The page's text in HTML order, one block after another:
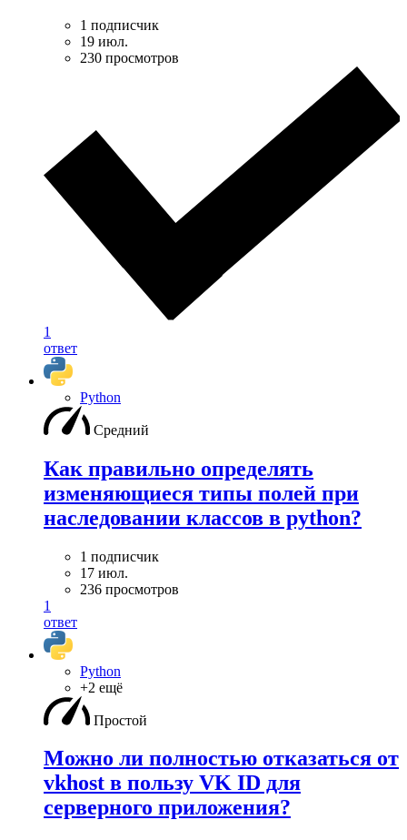
1 подписчик
19 июл.
230 просмотров
1
ответ
Python
Средний
Как правильно определять
изменяющиеся типы полей при
наследовании классов в python?
1 подписчик
17 июл.
236 просмотров
1
ответ
Python
+2 ещё
Простой
Можно ли полностью отказаться от
vkhost в пользу VK ID для
серверного приложения?